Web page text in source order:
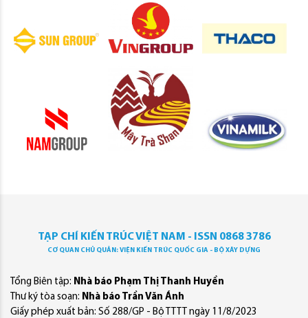
TẠP CHÍ KIẾN TRÚC VIỆT NAM - ISSN 0868 3786
CƠ QUAN CHỦ QUẢN: VIỆN KIẾN TRÚC QUỐC GIA - BỘ XÂY DỰNG
Tổng Biên tập: Nhà báo Phạm Thị Thanh Huyền
Thư ký tòa soạn: Nhà báo Trần Văn Ánh
Giấy phép xuất bản: Số 288/GP - Bộ TTTT ngày 11/8/2023